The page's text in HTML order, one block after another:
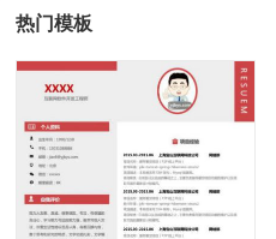
热门模板